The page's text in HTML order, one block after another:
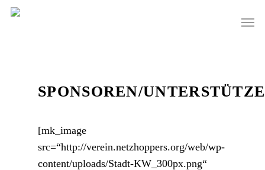
Skip
Menu
SPONSOREN/
[mk_image
src=“http://verein.netzhoppers.org/web/wp-
content/uploads/Stadt-KW_300px.png“